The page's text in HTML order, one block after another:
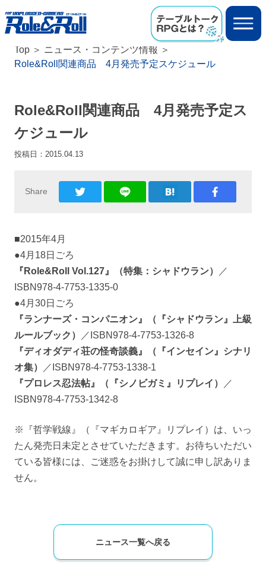
Top
ニュース・コンテンツ情報
Role&Roll関連商品 4月発売予定スケジュール
Role&Roll関連商品 4月発売予定ス
ケジュール
投稿日： 2015.04.13
Share
■2015年4月
●4月18日ごろ
『Role&Roll Vol.127』（特集：シャドウラン）
／
ISBN978-4-7753-1335-0
●4月30日ごろ
『ランナーズ・コンパニオン』（『シャドウラン』上級
ルールブック）
／ISBN978-4-7753-1326-8
『ディオダディ荘の怪奇談義』（『インセイン』シナリ
オ集）
／ISBN978-4-7753-1338-1
『プロレス忍法帖』（『シノビガミ』リプレイ）
／
ISBN978-4-7753-1342-8
※『哲学戦線』（『マギカロギア』リプレイ）は、いっ
たん発売日未定とさせていただきます。お待ちいただい
ている皆様には、ご迷惑をお掛けして誠に申し訳ありま
せん。
ニュース一覧へ戻る